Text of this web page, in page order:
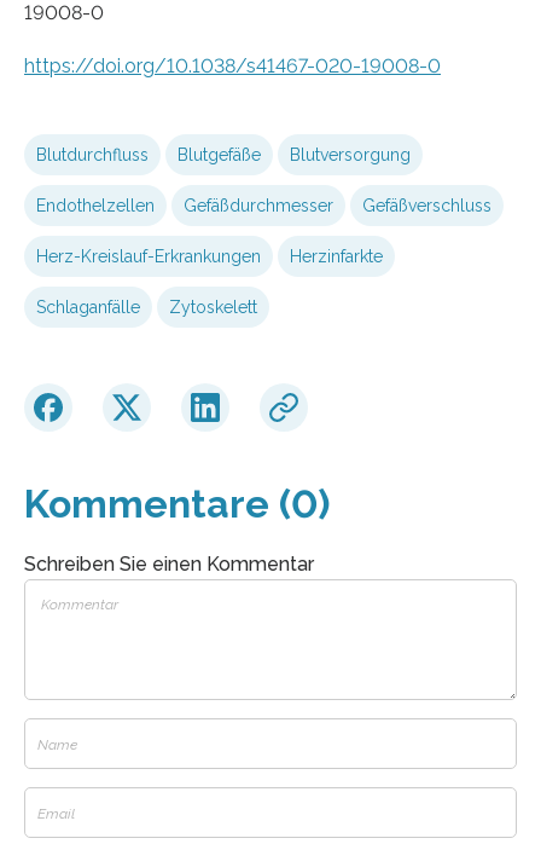
19008-0
https://doi.org/10.1038/s41467-020-19008-0
Blutdurchfluss Blutgefäße Blutversorgung
Endothelzellen Gefäßdurchmesser Gefäßverschluss
Herz-Kreislauf-Erkrankungen Herzinfarkte
Schlaganfälle Zytoskelett
Kommentare (0)
Schreiben Sie einen Kommentar